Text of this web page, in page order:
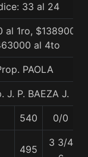
33 al 24
al 1ro,
al 4to
PAOLA
J. P. BAEZA J.
540 0/0
495
3 3/4